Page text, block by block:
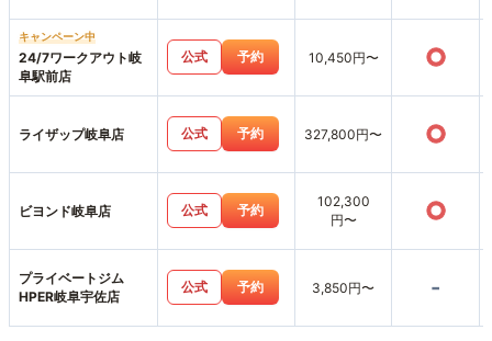
キャンペーン中
24/7ワークアウト岐
阜駅前店
公式 予約 10,450円〜 ○
ライザップ岐阜店 公式 予約 327,800円〜 ○
ビヨンド岐阜店 公式 予約
102,300
円〜
○
プライベートジム
HPER岐阜宇佐店
公式 予約 3,850円〜 -